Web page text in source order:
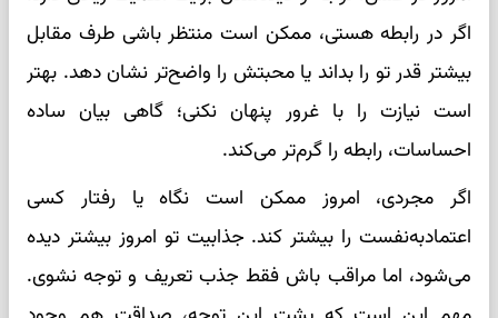
اگر در رابطه هستی، ممکن است منتظر باشی طرف مقابل
بیشتر قدر تو را بداند یا محبتش را واضح‌تر نشان دهد. بهتر
است نیازت را با غرور پنهان نکنی؛ گاهی بیان ساده
احساسات، رابطه را گرم‌تر می‌کند.
اگر مجردی، امروز ممکن است نگاه یا رفتار کسی
اعتمادبه‌نفست را بیشتر کند. جذابیت تو امروز بیشتر دیده
می‌شود، اما مراقب باش فقط جذب تعریف و توجه نشوی.